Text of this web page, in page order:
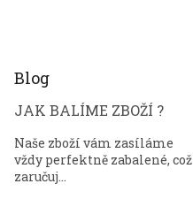
Blog
JAK BALÍME ZBOŽÍ ?
Naše zboží vám zasíláme
vždy perfektně zabalené, což
zaručuj...